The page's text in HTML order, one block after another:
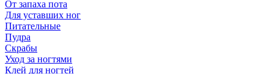
От запаха пота
Для уставших ног
Питательные
Пудра
Скрабы
Уход за ногтями
Клей для ногтей